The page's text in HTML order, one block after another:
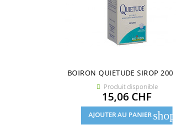
BOIRON QUIETUDE SIROP 200
 Produit disponible
Prix
15,06 CHF
AJOUTER AU PANIER